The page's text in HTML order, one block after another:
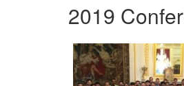
2019